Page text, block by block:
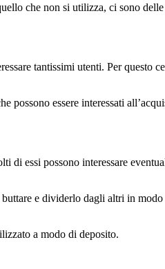
che non si utilizza, ci sono
tantissimi utenti. Per questo
essere interessati
di essi possono interessare
e dividerlo dagli altri in
a modo di deposito.